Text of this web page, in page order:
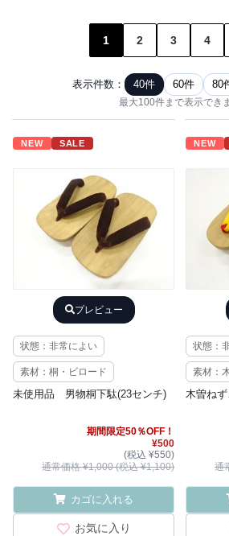
1 2 3 4
表示件数： 40件 60件 80
最大100件まで表示でき
NEW SALE
プレビュー
状態：非常によい
素材：桐・ビロード
未使用品 男物桐下駄(23センチ)
期間限定50％OFF！
¥500
(税込 ¥550)
通常価格 ¥1,000 (税込 ¥1,100)
カゴに入れる
お気に入り
NEW
状態：
素材：
木曽ね
通